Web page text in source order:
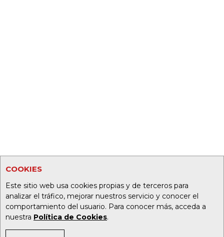
COOKIES
Este sitio web usa cookies propias y de terceros para
analizar el tráfico, mejorar nuestros servicio y conocer el
comportamiento del usuario. Para conocer más, acceda a
nuestra Política de Cookies.